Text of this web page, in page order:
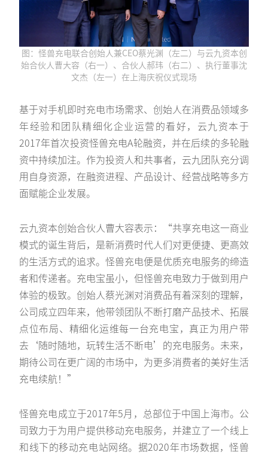
图：怪兽充电联合创始人兼CEO蔡光渊（左二）与云九资本创
始合伙人曹大容（右一）、合伙人郝玮（右二）、执行董事沈
文杰（左一）在上海庆祝仪式现场
基于对手机即时充电市场需求、创始人在消费品领域多
年经验和团队精细化企业运营的看好，云九资本于
2017年首次投资怪兽充电A轮融资，并在后续的多轮融
资中持续加注。作为投资人和共事者，云九团队充分调
用自身资源，在融资进程、产品设计、经营战略等多方
面赋能企业发展。
云九资本创始合伙人曹大容表示：“共享充电这一商业
模式的诞生背后，是新消费时代人们对更便捷、更高效
的生活方式的追求。怪兽充电便是优质充电服务的缔造
者和传递者。充电宝虽小，但怪兽充电致力于做到用户
体验的极致。创始人蔡光渊对消费品有着深刻的理解，
公司成立四年来，他带领团队不断打磨产品技术、拓展
点位布局、精细化运维每一台充电宝，真正为用户带
去‘随时随地，玩转生活不断电’的充电服务。未来，
期待公司在更广阔的市场中，为更多消费者的美好生活
充电续航！”
怪兽充电成立于2017年5月，总部位于中国上海市。公
司致力于为用户提供移动充电服务，并建立了一个线上
和线下的移动充电站网络。据2020年市场数据，怪兽